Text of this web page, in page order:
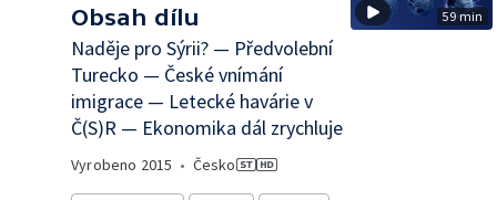
Obsah dílu
Naděje pro Sýrii? — Předvolební
Turecko — České vnímání
imigrace — Letecké havárie v
Č(S)R — Ekonomika dál zrychluje
Vyrobeno 2015 • Česko
59 min